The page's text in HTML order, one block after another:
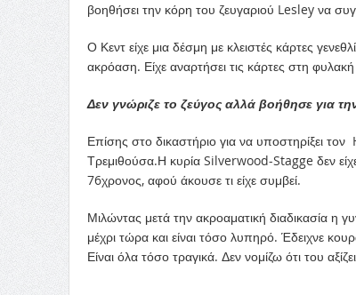
βοηθήσει την κόρη του ζευγαριού Lesley να
Ο Κεντ είχε μια δέσμη με κλειστές κάρτες
ακρόαση. Είχε αναρτήσει τις κάρτες στη
Δεν γνώριζε το ζεύγος αλλά βοήθησε για
Επίσης στο δικαστήριο για να υποστηρίξει
Τρεμιθούσα.Η κυρία Silverwood-Stagge δεν
76χρονος, αφού άκουσε τι είχε συμβεί.
Μιλώντας μετά την ακροαματική διαδικασία η
μέχρι τώρα και είναι τόσο λυπηρό. Έδειχνε
Είναι όλα τόσο τραγικά. Δεν νομίζω ότι του